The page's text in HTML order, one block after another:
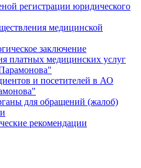
регистрации юридического
медицинской
заключение
платных медицинских услуг
и посетителей в АО
для обращений (жалоб)
рекомендации